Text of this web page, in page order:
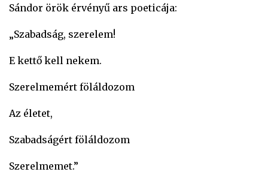
Sándor örök érvényű ars poeticája:
„Szabadság, szerelem!
E kettő kell nekem.
Szerelmemért föláldozom
Az életet,
Szabadságért föláldozom
Szerelmemet.”